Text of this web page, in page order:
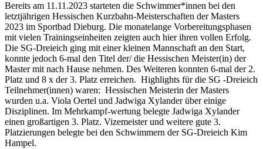
Bereits am 11.11.2023 starteten die Schwimmer*innen bei den
letztjährigen Hessischen Kurzbahn-Meisterschaften der Masters
2023 im Sportbad Dieburg. Die monatelange Vorbereitungsphasen
mit vielen Trainingseinheiten zeigten auch hier ihren vollen Erfolg.
Die SG-Dreieich ging mit einer kleinen Mannschaft an den Start,
konnte jedoch 6-mal den Titel der/ die Hessischen Meister(in) der
Master mit nach Hause nehmen. Des Weiteren konnten 6-mal der 2.
Platz und 8 x der 3. Platz erreichen. Highlights für die SG -Dreieich
Teilnehmer(innen) waren: Hessischen Meisterin der Masters
wurden u.a. Viola Oertel und Jadwiga Xylander über einige
Disziplinen. Im Mehrkampf-wertung belegte Jadwiga Xylander
einen großartigen 3. Platz. Vizemeister und weitere gute 3.
Platzierungen belegte bei den Schwimmern der SG-Dreieich Kim
Hampel.